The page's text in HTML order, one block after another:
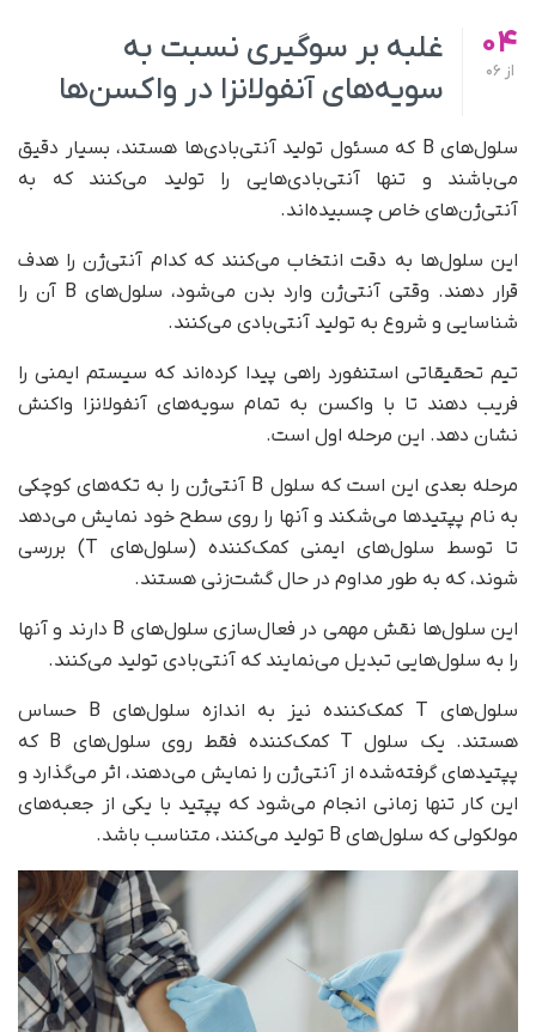
04
از
غلبه بر سوگیری نسبت به
سویه‌های آنفولانزا در واکسن‌ها
سلول‌های B که مسئول تولید آنتی‌بادی‌ها هستند، بسیار دقیق‌
می‌باشند و تنها آنتی‌بادی‌هایی را تولید می‌کنند که به
آنتی‌ژن‌های خاص چسبیده‌اند.
این سلول‌ها به دقت انتخاب می‌کنند که کدام آنتی‌ژن را هدف
قرار دهند. وقتی آنتی‌ژن وارد بدن می‌شود، سلول‌های B آن را
شناسایی و شروع به تولید آنتی‌بادی می‌کنند.
تیم تحقیقاتی استنفورد راهی پیدا کرده‌اند که سیستم ایمنی را
فریب دهند تا با واکسن به تمام سویه‌های آنفولانزا واکنش
نشان دهد. این مرحله اول است.
مرحله بعدی این است که سلول B آنتی‌ژن را به تکه‌های کوچکی
به نام پپتیدها می‌شکند و آنها را روی سطح خود نمایش می‌دهد
تا توسط سلول‌های ایمنی کمک‌کننده (سلول‌های T) بررسی
شوند، که به طور مداوم در حال گشت‌زنی هستند.
این سلول‌ها نقش مهمی در فعال‌سازی سلول‌های B دارند و آنها
را به سلول‌هایی تبدیل می‌نمایند که آنتی‌بادی تولید می‌کنند.
سلول‌های T کمک‌کننده نیز به اندازه سلول‌های B حساس
هستند. یک سلول T کمک‌کننده فقط روی سلول‌های B که
پپتیدهای گرفته‌شده از آنتی‌ژن را نمایش می‌دهند، اثر می‌گذارد و
این کار تنها زمانی انجام می‌شود که پپتید با یکی از جعبه‌های
مولکولی که سلول‌های B تولید می‌کنند، متناسب باشد.